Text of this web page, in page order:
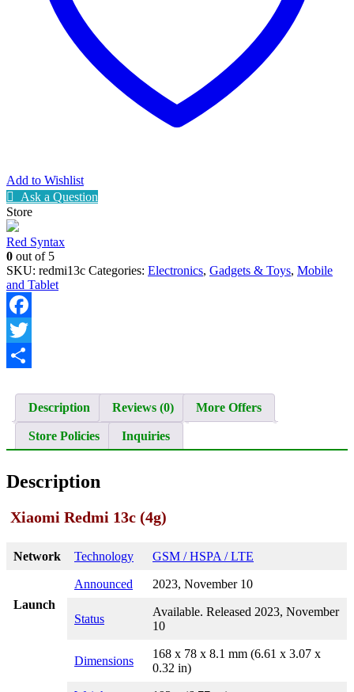
Add to Wishlist
Ask a Question
Store
Red Syntax
0 out of 5
SKU: redmi13c Categories: Electronics, Gadgets & Toys, Mobile
and Tablet
Facebook
Twitter
Description
Reviews (0) More Offers
Store Policies Inquiries
Description
Xiaomi Redmi 13c (4g)
Network Technology GSM / HSPA / LTE
Launch
Announced 2023, November 10
Status
Available. Released 2023, November
10
Dimensions
168 x 78 x 8.1 mm (6.61 x 3.07 x
0.32 in)